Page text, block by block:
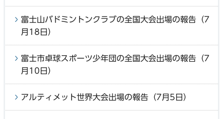
富士山バドミントンクラブの全国大会出場の報告（7
月18日）
富士市卓球スポーツ少年団の全国大会出場の報告（7
月10日）
アルティメット世界大会出場の報告（7月5日）